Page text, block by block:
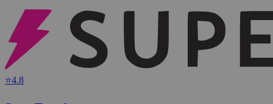
⭐4.8